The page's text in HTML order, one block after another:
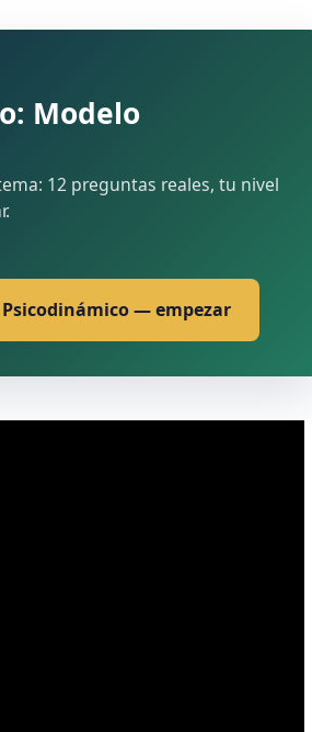
Modelo
12 preguntas reales, tu nivel
— empezar